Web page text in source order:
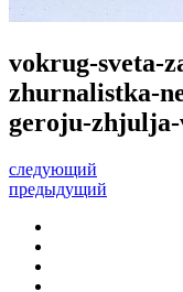
vokrug-sveta-
zhurnalistka-
geroju-
следующий
предыдущий